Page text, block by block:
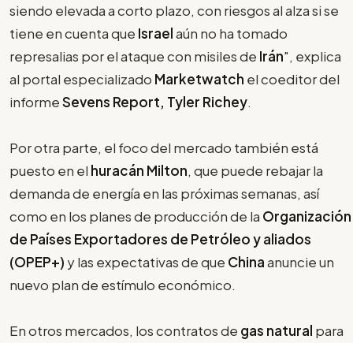
siendo elevada a corto plazo, con riesgos al alza si se
tiene en cuenta que Israelaún no ha tomado
represalias por el ataque con misiles de Irán", explica
al portal especializado Marketwatch el coeditor del
informeSevens Report, Tyler Richey.
Por otra parte, el foco del mercado también está
puesto en el huracán Milton, que puede rebajar la
demanda de energía en las próximas semanas, así
como en los planes de producción de la Organización
de Países Exportadores de Petróleo y aliados
(OPEP+) y las expectativas de que Chinaanuncie un
nuevo plan de estímulo económico.
En otros mercados, los contratos de gas natural para